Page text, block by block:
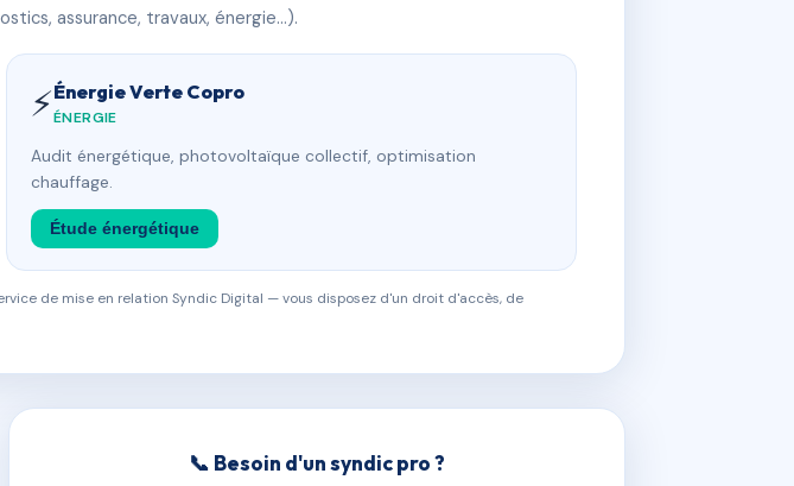
assurance, travaux, énergie…).
⚡Énergie Verte Copro
ÉNERGIE
Audit énergétique, photovoltaïque collectif, optimisation
chauffage.
Étude énergétique
de mise en relation Syndic Digital — vous disposez d'un droit d'accès, de
📞 Besoin d'un syndic pro ?